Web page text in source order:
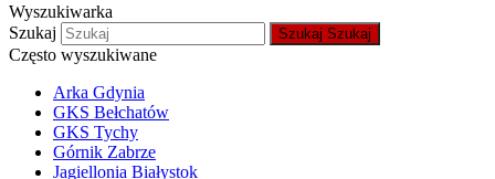
Wyszukiwarka
Szukaj
Szukaj Szukaj
Często wyszukiwane
Arka Gdynia
GKS Bełchatów
GKS Tychy
Górnik Zabrze
Jagiellonia Białystok